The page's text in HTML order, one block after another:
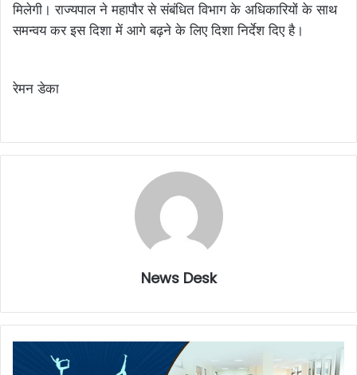
मिलेगी। राज्यपाल ने महापौर से संबंधित विभाग के अधिकारियों के साथ
समन्वय कर इस दिशा में आगे बढ़ने के लिए दिशा निर्देश दिए है।
रेमन डेका
News Desk